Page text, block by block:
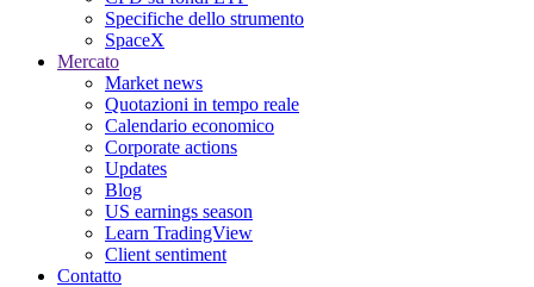
Specifiche dello strumento
SpaceX
Mercato
Market news
Quotazioni in tempo reale
Calendario economico
Corporate actions
Updates
Blog
US earnings season
Learn TradingView
Client sentiment
Contatto